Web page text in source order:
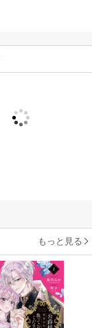
もっと見る